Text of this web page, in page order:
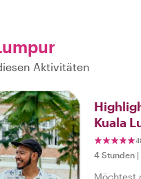
Aktivitäten
Kuala
4 Stunden |
Möchtest